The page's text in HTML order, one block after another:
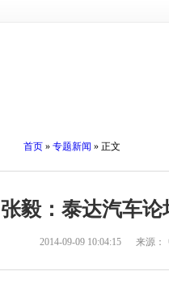
首页 » 专题新闻 » 正文
张毅：泰达汽车
2014-09-09 10:04:15 来源：